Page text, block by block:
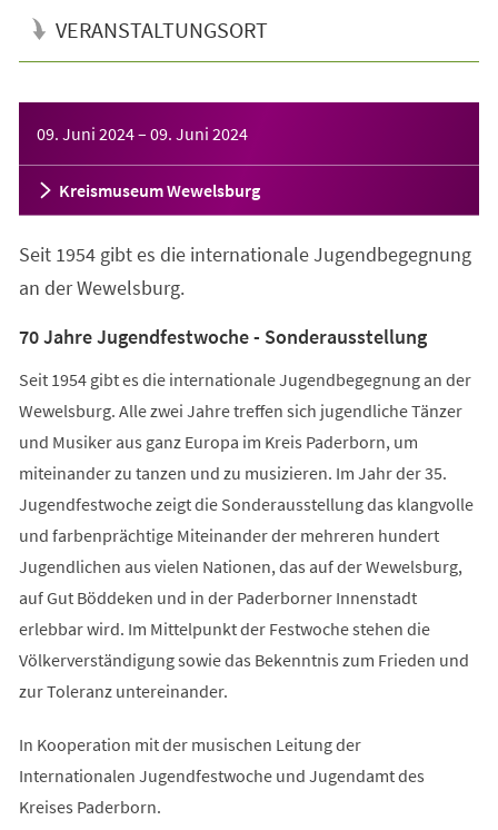
VERANSTALTUNGSORT
09. Juni 2024– 09. Juni 2024
Kreismuseum Wewelsburg
Seit 1954 gibt es die internationale Jugendbegegnung
an der Wewelsburg.
70 Jahre Jugendfestwoche - Sonderausstellung
Seit 1954 gibt es die internationale Jugendbegegnung an der
Wewelsburg. Alle zwei Jahre treffen sich jugendliche Tänzer
und Musiker aus ganz Europa im Kreis Paderborn, um
miteinander zu tanzen und zu musizieren. Im Jahr der 35.
Jugendfestwoche zeigt die Sonderausstellung das klangvolle
und farbenprächtige Miteinander der mehreren hundert
Jugendlichen aus vielen Nationen, das auf der Wewelsburg,
auf Gut Böddeken und in der Paderborner Innenstadt
erlebbar wird. Im Mittelpunkt der Festwoche stehen die
Völkerverständigung sowie das Bekenntnis zum Frieden und
zur Toleranz untereinander.
In Kooperation mit der musischen Leitung der
Internationalen Jugendfestwoche und Jugendamt des
Kreises Paderborn.